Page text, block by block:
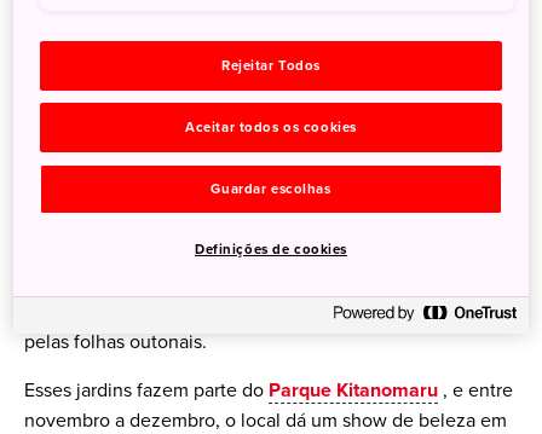
de novembro, mas que tem mais de 100 anos que é
Cultura e belas paisagens
principalmente, em Tóquio. E na época do outono, além
têm um motivo adicional para a visita: o jardim colorido
pelas folhas outonais.
Esses jardins fazem parte do Parque Kitanomaru , e entre
novembro a dezembro, o local dá um show de beleza em
Rejeitar Todos
Aceitar todos os cookies
Guardar escolhas
Definições de cookies